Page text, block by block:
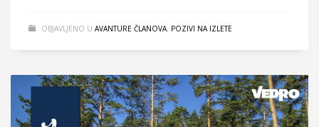
OBJAVLJENO U AVANTURE ČLANOVA, POZIVI NA IZLETE